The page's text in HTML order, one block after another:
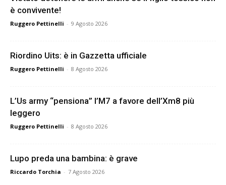
è convivente!
Ruggero Pettinelli - 9 Agosto 2026
Riordino Uits: è in Gazzetta ufficiale
Ruggero Pettinelli - 8 Agosto 2026
L’Us army “pensiona” l’M7 a favore dell’Xm8 più
leggero
Ruggero Pettinelli - 8 Agosto 2026
Lupo preda una bambina: è grave
Riccardo Torchia - 7 Agosto 2026